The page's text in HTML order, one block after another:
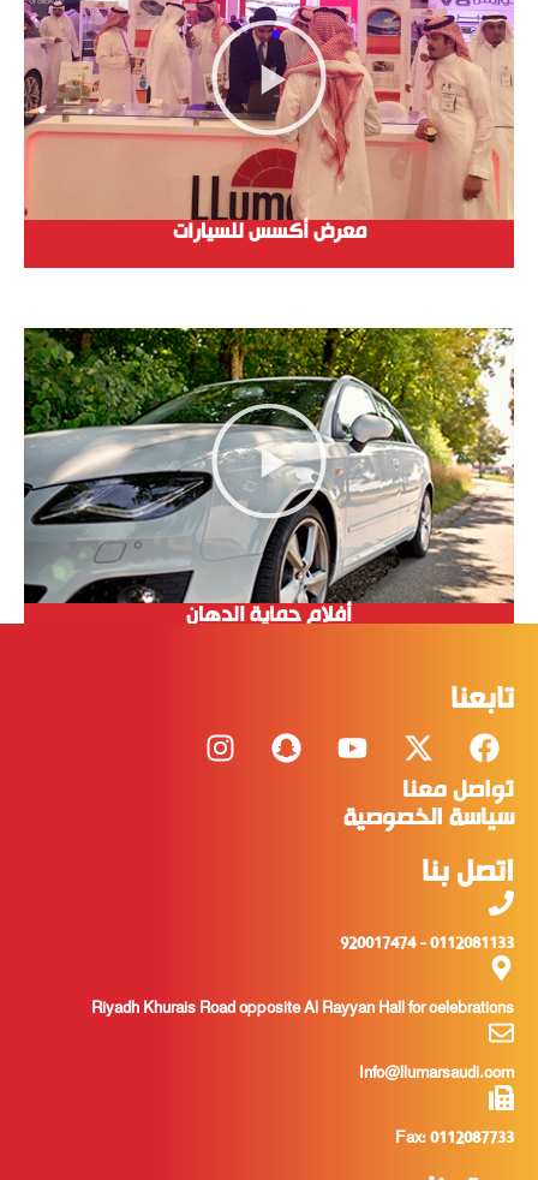
معرض أكسس للسيارات
أفلام حماية الدهان
أفلام العزل الحراري
اتصل بنا
0112081133 - 920017474
Riyadh Khurais Road opposite Al Rayyan Hall for celebrations
Info@llumarsaudi.com
Fax: 0112087733
تابعنا
تواصل معنا
سياسة الخصوصية